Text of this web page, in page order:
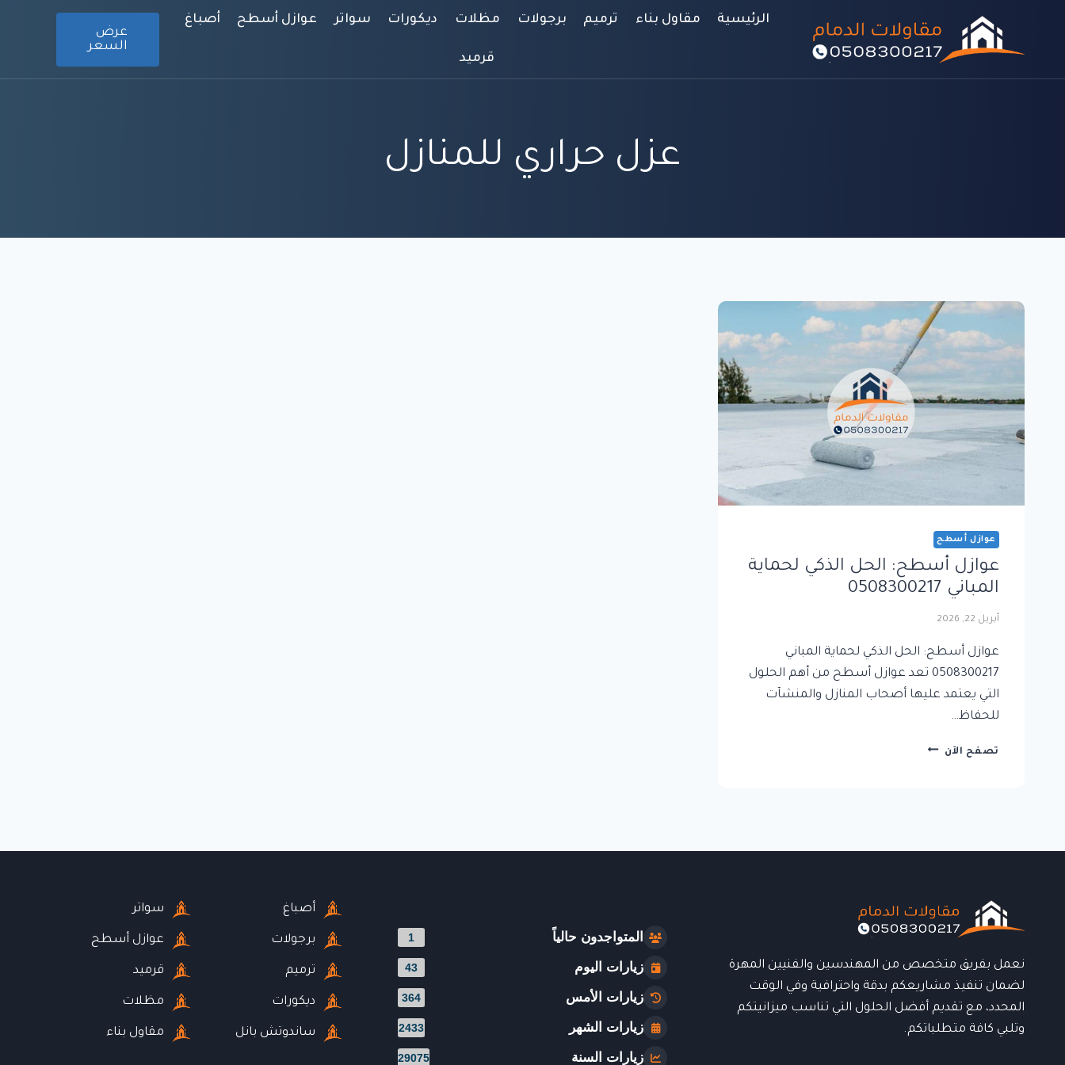
المحتوى
الرئيسية مقاول بناء ترميم برجولات مظلات ديكورات سواتر عوازل أسطح أصباغ
قرميد
عرض
السعر
عزل حراري للمنازل
عوازل أسطح
عوازل أسطح: الحل الذكي لحماية
المباني 0508300217
أبريل 22, 2026
عوازل أسطح: الحل الذكي لحماية المباني
0508300217 تعد عوازل أسطح من أهم الحلول
التي يعتمد عليها أصحاب المنازل والمنشآت
للحفاظ…
تصفح الآن عوازل
نعمل بفريق متخصص من المهندسين والفنيين المهرة
لضمان تنفيذ مشاريعكم بدقة واحترافية وفي الوقت
المحدد، مع تقديم أفضل الحلول التي تناسب ميزانيتكم
وتلبي كافة متطلباتكم.
المتواجدون حالياً 1
زيارات اليوم 43
زيارات الأمس 364
زيارات الشهر 2433
زيارات السنة 29075
أصباغ
برجولات
ترميم
ديكورات
ساندوتش بانل
سواتر
عوازل أسطح
قرميد
مظلات
مقاول بناء